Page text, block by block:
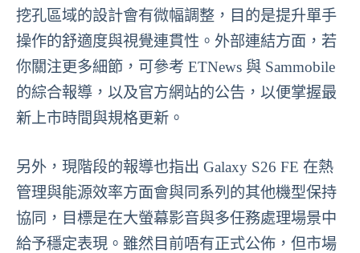
挖孔區域的設計會有微幅調整，目的是提升單手
操作的舒適度與視覺連貫性。外部連結方面，若
你關注更多細節，可參考 ETNews 與 Sammobile
的綜合報導，以及官方網站的公告，以便掌握最
新上市時間與規格更新。
另外，現階段的報導也指出 Galaxy S26 FE 在熱
管理與能源效率方面會與同系列的其他機型保持
協同，目標是在大螢幕影音與多任務處理場景中
給予穩定表現。雖然目前唔有正式公佈，但市場